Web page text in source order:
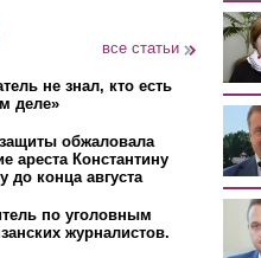
все статьи
не знал, кто есть
деле»
обжаловала
ареста Константину
до конца августа
по уголовным
журналистов.